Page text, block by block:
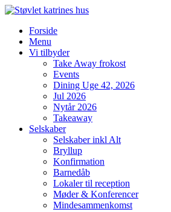
Videre
indholdForside
Menu
Vi tilbyder
Take Away frokost
Events
Dining Uge 42, 2026
Jul 2026
Nytår 2026
Takeaway
Selskaber
Selskaber inkl Alt
Bryllup
Konfirmation
Barnedåb
Lokaler til reception
Møder & Konferencer
Mindesammenkomst